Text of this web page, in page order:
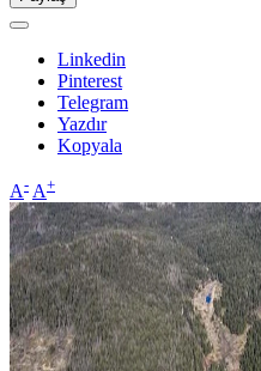
Linkedin
Pinterest
Telegram
Yazdır
Kopyala
A- A+